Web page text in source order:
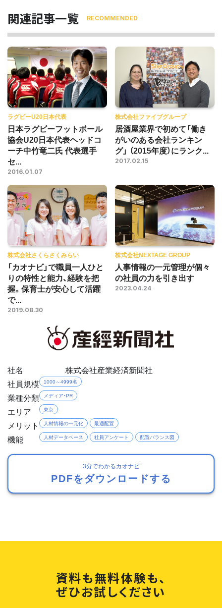
関連記事一覧 RECOMMENDED
ラグビーU20日本代表
日本ラグビーフットボール
協会U20日本代表ヘッドコ
ーチ中竹竜二氏 代表選手
セ...
2016.01.07
株式会社ファイブグループ
居酒屋業界で初めて「働き
がいのある会社ランキン
グ」 （2015年度）にランク...
2017.02.15
株式会社さくらさくみらい
「カオナビ」で職員一人ひと
りの特性と能力、経験を把
握。保育士が安心して活躍
で...
2019.08.30
株式会社NEXTAGE GROUP
人事情報の一元管理が個々
の社員の力を引き出す
2023.04.24
社名
株式会社産業経済新聞社
社員規模
1000～4999名
業種分類 メディア・PR
エリア 東京
メリット 人材情報の一元化 最適配置
機能 人材データベース 社員アンケート 配置バランス図
3分でわかるカオナビ
PDFをダウンロードする
資料も無料体験も、
ぜひお試しください